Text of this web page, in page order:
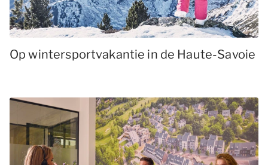
Op wintersportvakantie in de Haute-Savoie